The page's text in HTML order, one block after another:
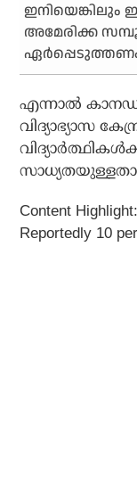
ഇനിയെങ്കിലും
അമേരിക്ക
എന്നാല്‍
വിദ്യാഭ്യാസ
Content
Reportedly 10